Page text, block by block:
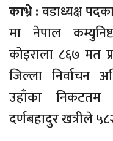
काभ्रे :वडाध्यक्ष
मा नेपाल
कोइराला ८६७ मत
जिल्ला निर्वाचन
उहाँका निकटतम
दर्णबहादुर खत्रीले